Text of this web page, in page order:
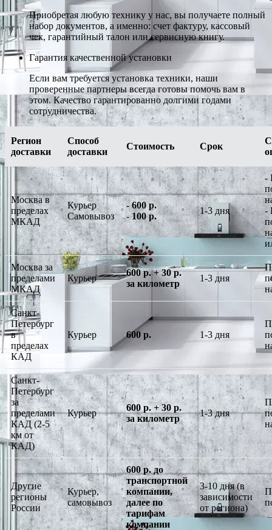
Приобретая любую технику у нас, вы получаете полный
набор документов, а именно: счет фактуру, кассовый
чек, гарантийный талон или сервисную книгу.
Гарантия качественной установки
Если вам требуется установка техники, наши
проверенные партнеры всегда готовы помочь вам в
этом. Качество гарантированно долгими годами
сотрудничества.
Регион
доставки
Способ
доставки
Стоимость Срок
Москва в
пределах
МКАД
Курьер
Самовывоз
-600 р.
-100 р.
1-3 дня
-
-
Москва за
пределами
МКАД
Курьер
600 р. + 30 р.
за километр
1-3 дня
Санкт-
Петербург
в
пределах
КАД
Курьер 600 р. 1-3 дня
Санкт-
Петербург
за
пределами
КАД (2-5
км от
КАД)
Курьер
600 р. + 30 р.
за километр
1-3 дня
Другие
регионы
России
Курьер,
самовывоз
600 р. до
транспортной
компании,
далее по
тарифам
компании
3-10 дня (в
зависимости
от региона)